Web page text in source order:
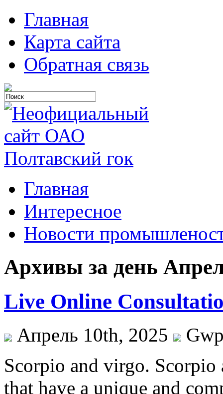
Главная
Карта сайта
Обратная связь
Главная
Интересное
Новости
Архивы за день
Live Online
Апрель 10th, 2025
Scorpio and virgo.
that have a unique and